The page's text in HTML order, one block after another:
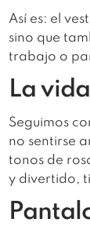
Así es: el
sino que
trabajo o
La
Seguimos
no sentirse
tonos de
y divertido,